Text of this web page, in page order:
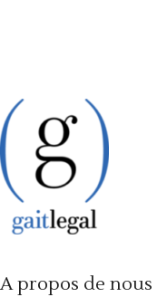
A propos de nous